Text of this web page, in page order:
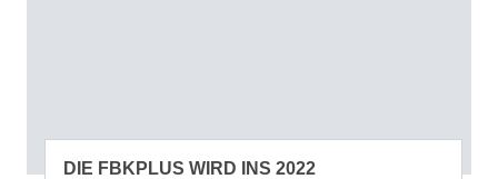
DIE FBKPLUS WIRD INS 2022